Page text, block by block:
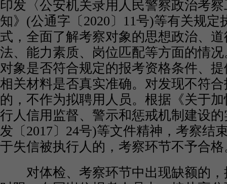
印发〈公安机关录用人民警察政治考
知》(公通字〔2020〕11号)等有关规定
式，全面了解考察对象的思想政治、
法、能力素质、岗位匹配等方面的情
对象是否符合规定的报考资格条件、
相关材料是否真实准确。对发现不符
的，不作为拟聘用人员。根据《关于
行人信用监督、警示和惩戒机制建设
发〔2017〕24号)等文件精神，考察结
于失信被执行人的，考察环节不予合格
对体检、考察环节中出现缺额的，